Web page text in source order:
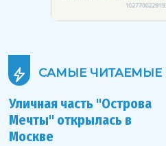
САМЫЕ ЧИТАЕМЫЕ
Уличная часть "Острова
Мечты" открылась в
Москве